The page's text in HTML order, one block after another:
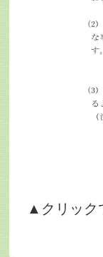
▲クリック